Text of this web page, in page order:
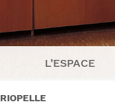
L’ESPACE
RIOPELLE